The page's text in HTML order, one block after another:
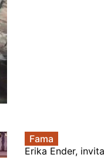
Fama
Erika Ender,